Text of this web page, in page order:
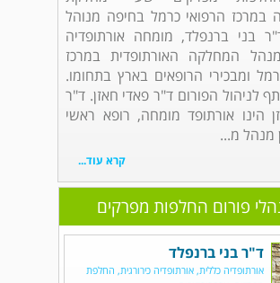
במרכז הרפואי כרמל בחיפה מנוהל
בני ברנפלד, מומחה אורתופדיה
המחלקה האורתופדית במרכז
ומבכירי הרופאים בארץ בתחומו.
לניהול הפורום ד"ר פאדי חאזן. ד"ר
הינו אורתופד מומחה, רופא ראשי
מנהל מ...
קרא עוד...
פורום החלפות מפרקים
ד"ר בני ברנפלד
אורתופדיה כללית, אורתופדיה כירורגית, החלפת